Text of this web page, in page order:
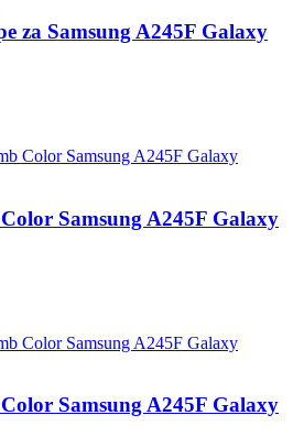
za Samsung A245F Galaxy
Samsung A245F Galaxy
Samsung A245F Galaxy